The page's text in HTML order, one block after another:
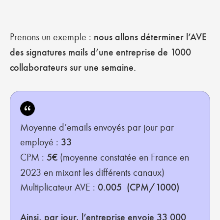
Prenons un exemple : nous allons déterminer l’AVE
des signatures mails d’une entreprise de 1000
collaborateurs sur une semaine.
Moyenne d’emails envoyés par jour par
employé : 33
CPM : 5€ (moyenne constatée en France en
2023 en mixant les différents canaux)
Multiplicateur AVE : 0.005 (CPM/1000)
Ainsi, par jour, l’entreprise envoie 33 000